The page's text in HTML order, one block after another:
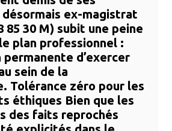
ex-magistrat
85 30 M) subit une peine
plan professionnel :
d’exercer
sein de la
​Tolérance zéro pour les
éthiques ​Bien que les
des faits reprochés